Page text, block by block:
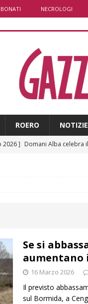
NECROLOGI
ROERO NOTIZIE
2026 ] Domani Alba celebra
]
ITINERARI / Trenta
]
Cuneo, stretta della
Se si
aumentano
16 Marzo 2026
Il previsto
sul Bormida, a